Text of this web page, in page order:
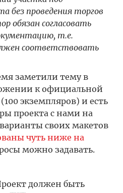
без проведения торгов
обязан согласовать
т.е.
соответствовать
заметили тему в
к официальной
экземпляров) и есть
проекта с нами на
своих макетов
чуть ниже на
можно задавать.
должен быть